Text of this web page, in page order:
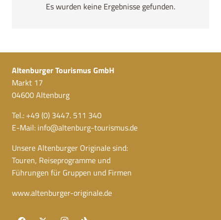
Es wurden keine Ergebnisse gefunden.
Altenburger Tourismus GmbH
Markt 17
04600 Altenburg
Tel.: +49 (0) 3447. 511 340
E-Mail: info@altenburg-tourismus.de
Unsere Altenburger Originale sind:
Touren, Reiseprogramme und
Führungen für Gruppen und Firmen
www.altenburger-originale.de